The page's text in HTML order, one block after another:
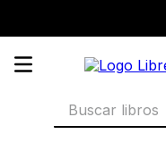
Buscar libros